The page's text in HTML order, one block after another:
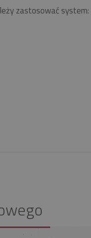
zastosować system: